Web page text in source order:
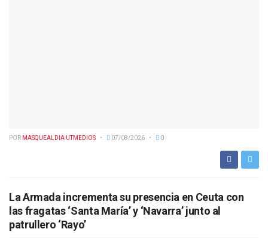
POR MASQUEALDIA UTMEDIOS 07/08/2026 0
La Armada incrementa su presencia en Ceuta con
las fragatas ‘Santa María’ y ‘Navarra’ junto al
patrullero ‘Rayo’